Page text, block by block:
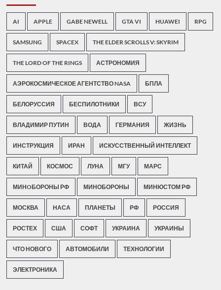
AI APPLE GABE NEWELL GTA VI HUAWEI RPG
SAMSUNG SPACEX THE ELDER SCROLLS V: SKYRIM
THE LORD OF THE RINGS АСТРОНОМИЯ
АЭРОКОСМИЧЕСКОЕ АГЕНТСТВО NASA БПЛА
БЕЛОРУССИЯ БЕСПИЛОТНИКИ ВСУ
ВЛАДИМИР ПУТИН ВОДА ГЕРМАНИЯ ЖИЗНЬ
ИНСТРУКЦИЯ ИРАН ИСКУССТВЕННЫЙ ИНТЕЛЛЕКТ
КИТАЙ КОСМОС ЛУНА МГУ МАРС
МИНOБОРОНЫ РФ МИНОБОРОНЫ МИНЮСТОМ РФ
МОСКВА НАСА ПЛАНЕТЫ РФ РОССИЯ
РОСТЕХ США СОФТ УКРАИНА УКРАИНЫ
ЧТО НОВОГО АВТОМОБИЛИ ТЕХНОЛОГИИ
ЭЛЕКТРОНИКА